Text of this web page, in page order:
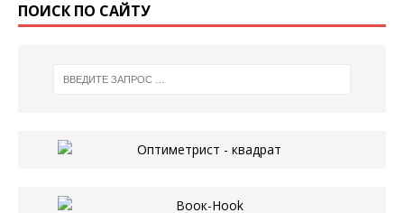
ПОИСК ПО САЙТУ